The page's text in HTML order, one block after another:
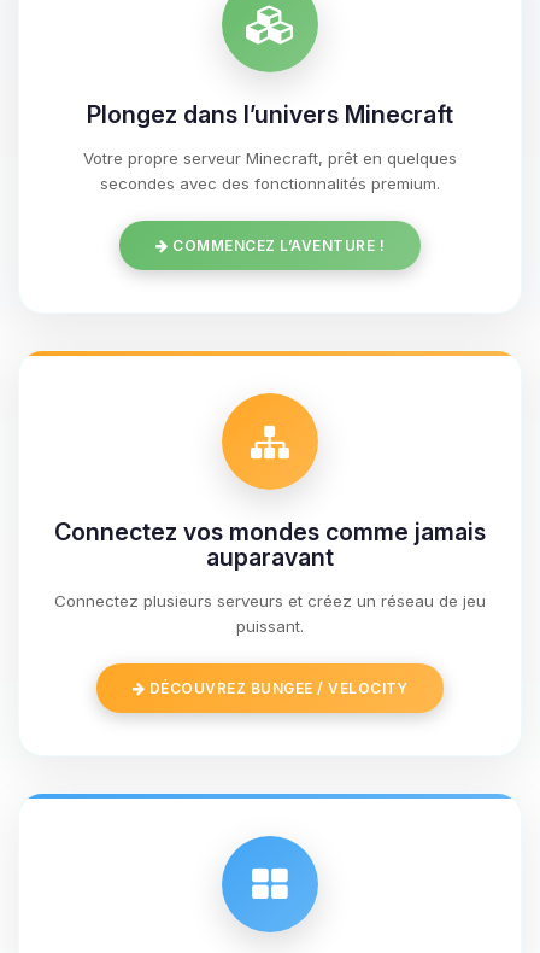
Plongez dans l’univers Minecraft
Votre propre serveur Minecraft, prêt en quelques
secondes avec des fonctionnalités premium.
COMMENCEZ L’AVENTURE !
Connectez vos mondes comme jamais
auparavant
Connectez plusieurs serveurs et créez un réseau de jeu
puissant.
DÉCOUVREZ BUNGEE / VELOCITY
Youpi, enfin quelqu’un pour me
assistant BoxToPlay. Dis-moi ce dont